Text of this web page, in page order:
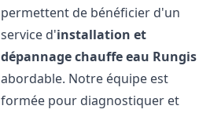
permettent de bénéficier d'un
service d'installation et
dépannage chauffe eau Rungis
abordable. Notre équipe est
formée pour diagnostiquer et